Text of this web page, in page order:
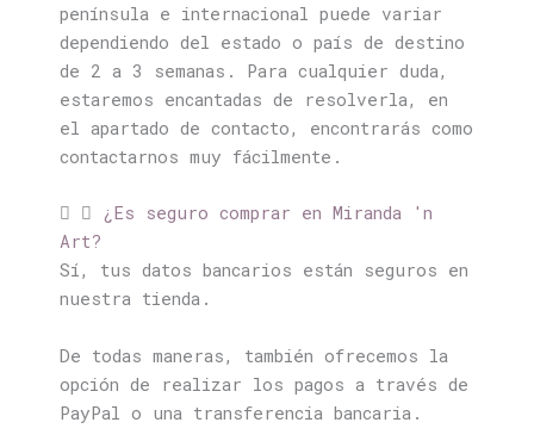
península e internacional puede variar
dependiendo del estado o país de destino
de 2 a 3 semanas. Para cualquier duda,
estaremos encantadas de resolverla, en
el apartado de contacto, encontrarás como
contactarnos muy fácilmente.
¿Es seguro comprar en Miranda 'n
Art?
Sí, tus datos bancarios están seguros en
nuestra tienda.
De todas maneras, también ofrecemos la
opción de realizar los pagos a través de
PayPal o una transferencia bancaria.